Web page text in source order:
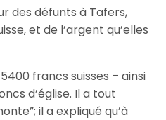
des défunts à Tafers,
et de l’argent qu’elles
francs suisses – ainsi
d’église. Il a tout
il a expliqué qu’à